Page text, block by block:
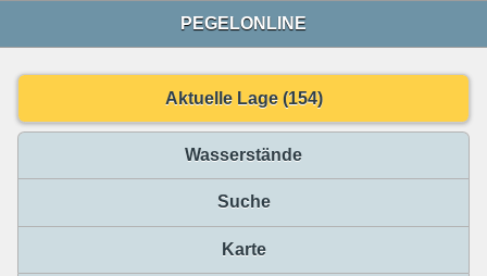
PEGELONLINE
Aktuelle Lage (154)
Wasserstände
Suche
Karte